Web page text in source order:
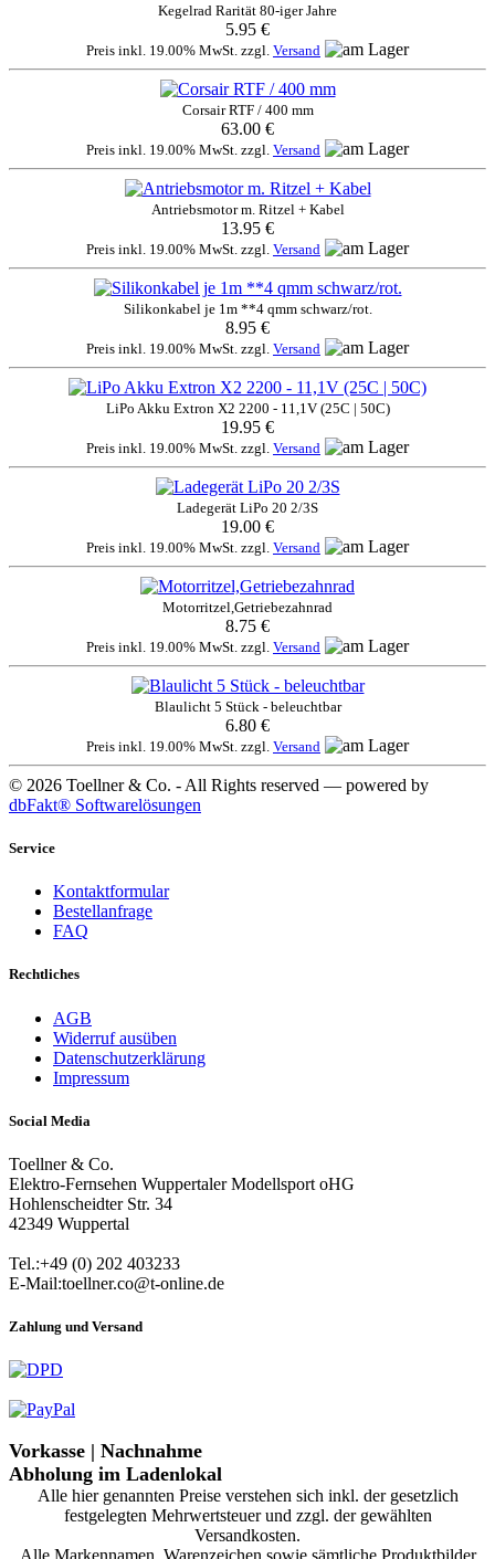
Kegelrad Rarität 80-iger Jahre
5.95 €
Preis inkl. 19.00% MwSt. zzgl. Versand
Corsair RTF / 400 mm
63.00 €
Preis inkl. 19.00% MwSt. zzgl. Versand
Antriebsmotor m. Ritzel + Kabel
13.95 €
Preis inkl. 19.00% MwSt. zzgl. Versand
Silikonkabel je 1m **4 qmm schwarz/rot.
8.95 €
Preis inkl. 19.00% MwSt. zzgl. Versand
LiPo Akku Extron X2 2200 - 11,1V (25C | 50C)
19.95 €
Preis inkl. 19.00% MwSt. zzgl. Versand
Ladegerät LiPo 20 2/3S
19.00 €
Preis inkl. 19.00% MwSt. zzgl. Versand
Motorritzel,Getriebezahnrad
8.75 €
Preis inkl. 19.00% MwSt. zzgl. Versand
Blaulicht 5 Stück - beleuchtbar
6.80 €
Preis inkl. 19.00% MwSt. zzgl. Versand
© 2026 Toellner & Co. - All Rights reserved — powered by
dbFakt® Softwarelösungen
Service
Kontaktformular
Bestellanfrage
FAQ
Rechtliches
AGB
Widerruf ausüben
Datenschutzerklärung
Impressum
Social Media
Toellner & Co.
Elektro-Fernsehen Wuppertaler Modellsport oHG
Hohlenscheidter Str. 34
42349 Wuppertal
Tel.:+49 (0) 202 403233
E-Mail:toellner.co@t-online.de
Zahlung und Versand
Vorkasse | Nachnahme
Abholung im Ladenlokal
Alle hier genannten Preise verstehen sich inkl. der gesetzlich
festgelegten Mehrwertsteuer und zzgl. der gewählten
Versandkosten.